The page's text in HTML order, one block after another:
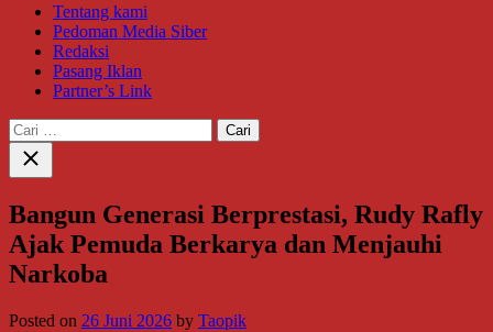
Tentang kami
Pedoman Media Siber
Redaksi
Pasang Iklan
Partner’s Link
Cari
untuk:
Close
search
Bangun Generasi Berprestasi, Rudy Rafly
Ajak Pemuda Berkarya dan Menjauhi
Narkoba
Posted on 26 Juni 2026 by Taopik